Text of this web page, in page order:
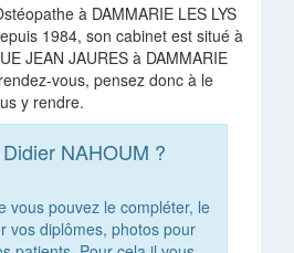
à DAMMARIE LES LYS
1984, son cabinet est situé à
JEAN JAURES à DAMMARIE
vous, pensez donc à le
y rendre.
NAHOUM ?
vous pouvez le compléter, le
vos diplômes, photos pour